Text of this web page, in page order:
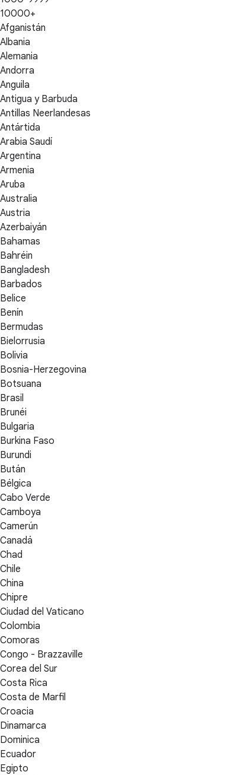
10000+
Afganistán
Albania
Alemania
Andorra
Anguila
Antigua y Barbuda
Antillas Neerlandesas
Antártida
Arabia Saudí
Argentina
Armenia
Aruba
Australia
Austria
Azerbaiyán
Bahamas
Bahréin
Bangladesh
Barbados
Belice
Benín
Bermudas
Bielorrusia
Bolivia
Bosnia-Herzegovina
Botsuana
Brasil
Brunéi
Bulgaria
Burkina Faso
Burundi
Bután
Bélgica
Cabo Verde
Camboya
Camerún
Canadá
Chad
Chile
China
Chipre
Ciudad del Vaticano
Colombia
Comoras
Congo - Brazzaville
Corea del Sur
Costa Rica
Costa de Marfil
Croacia
Dinamarca
Dominica
Ecuador
Egipto